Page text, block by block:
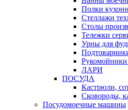
Полки
Стеллажи
Столы
Тележки
Урны для
Рукомойники
ЛАРИ
ПОСУДА
Кастрюли,
Сковороды,
Посудомоечные машины